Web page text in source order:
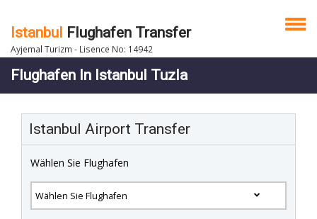
Istanbul Flughafen Transfer
Ayjemal Turizm - Lisence No: 14942
Flughafen In Istanbul Tuzla
Istanbul Airport Transfer
Wählen Sie Flughafen